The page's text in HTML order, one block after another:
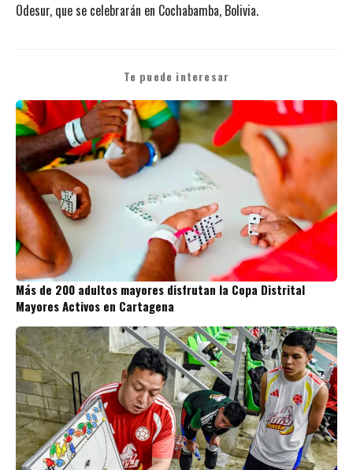
Odesur, que se celebrarán en Cochabamba, Bolivia.
Te puede interesar
Más de 200 adultos mayores disfrutan la Copa Distrital
Mayores Activos en Cartagena